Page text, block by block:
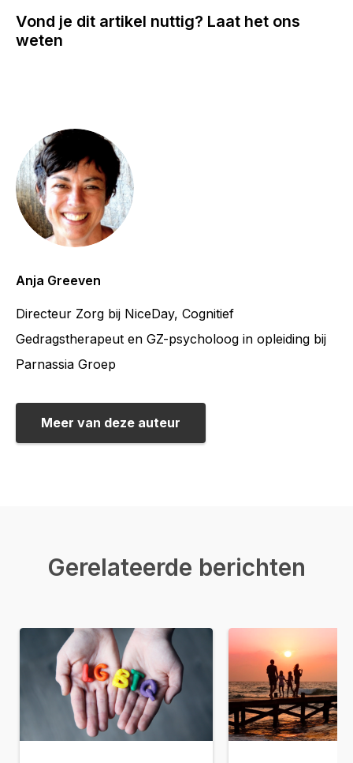
Vond je dit artikel nuttig? Laat het ons
weten
Anja Greeven
Directeur Zorg bij NiceDay, Cognitief
Gedragstherapeut en GZ-psycholoog in opleiding bij
Parnassia Groep
Meer van deze auteur
Gerelateerde berichten